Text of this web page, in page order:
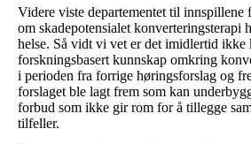
Videre viste departementet til innspillene
om skadepotensialet konverteringsterapi
helse. Så vidt vi vet er det imidlertid ikke
forskningsbasert kunnskap omkring
i perioden fra forrige høringsforslag og
forslaget ble lagt frem som kan
forbud som ikke gir rom for å tillegge
tilfeller.